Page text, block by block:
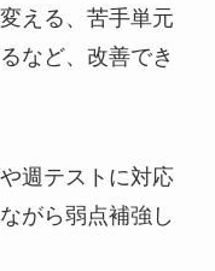
える、苦手単元
など、改善でき
週テストに対応
がら弱点補強し